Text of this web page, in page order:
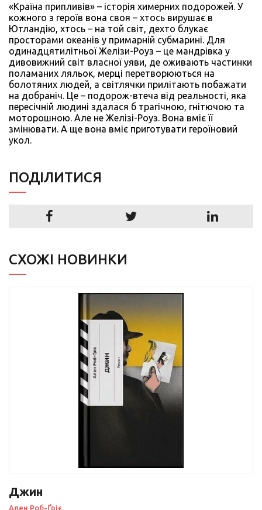
«Країна припливів» – історія химерних подорожей. У
кожного з героїв вона своя – хтось вирушає в
Ютландію, хтось – на той світ, дехто блукає
просторами океанів у примарній субмарині. Для
одинадцятилітньої Желізи-Роуз – це мандрівка у
дивовижний світ власної уяви, де оживають частинки
поламаних ляльок, мерці перетворюються на
болотяних людей, а світлячки прилітають побажати
на добраніч. Це – подорож-втеча від реальності, яка
пересічній людині здалася б трагічною, гнітючою та
моторошною. Але не Желізі-Роуз. Вона вміє її
змінювати. А ще вона вміє приготувати героїновий
укол.
ПОДIЛИТИСЯ
СХОЖІ НОВИНКИ
Джин
Ален Роб-Ґріє